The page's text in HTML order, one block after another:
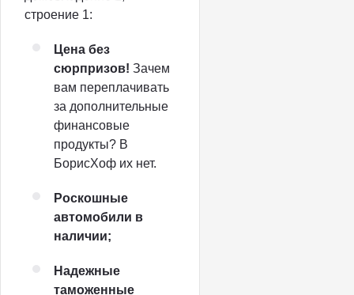
строение 1:
Цена без
сюрпризов! Зачем
вам переплачивать
за дополнительные
финансовые
продукты? В
БорисХоф их нет.
Роскошные
автомобили в
наличии;
Надежные
таможенные